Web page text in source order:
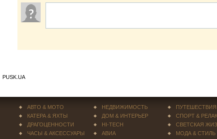
PUSK.UA
АВТО & МОТО
КАТЕРА & ЯХТЫ
ДРАГОЦЕННОСТИ
ЧАСЫ & АКСЕССУАРЫ
НЕДВИЖИМОСТЬ
ДОМ & ИНТЕРЬЕР
HI-TECH
АВИА
ПУТЕШЕСТВИЯ
СПОРТ &
СВЕТСКАЯ
МОДА & СТИЛЬ